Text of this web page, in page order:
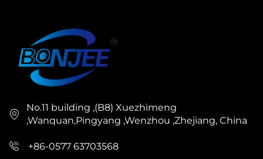
Több mint 30 technikai szabadalom és globális
tanúsítvány, köztük a CE, az SGS és az ECM alapján
fejlesztett papírpohár-gyártó gépünk a legmodernebb
Sebesség, hatékonyság és környezetbarát működés
csomagolásgyártás alapvető kihívásait: a termelési
No.11 building ,(B8) Xuezhimeng
,Wanquan,Pingyang ,Wenzhou ,Zhejiang, China
+86-0577 63703568